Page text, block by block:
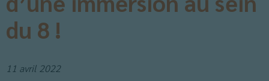
du 8 !
11 avril 2022